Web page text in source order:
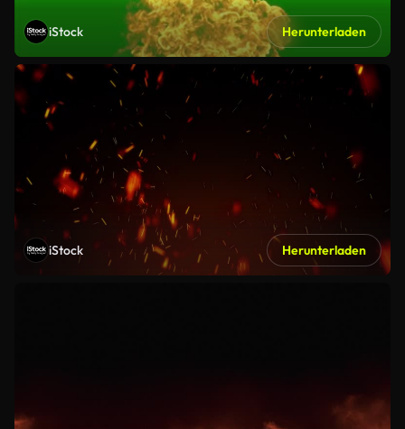
iStock Herunterladen
iStock Herunterladen